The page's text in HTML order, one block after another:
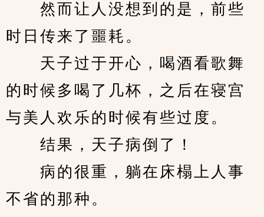
然而让人没想到的是，前些
时日传来了噩耗。
天子过于开心，喝酒看歌舞
的时候多喝了几杯，之后在寝宫
与美人欢乐的时候有些过度。
结果，天子病倒了！
病的很重，躺在床榻上人事
不省的那种。